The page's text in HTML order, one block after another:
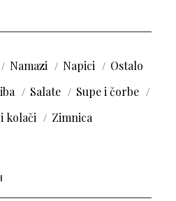
Namazi Napici
Ostalo
Salate
Supe i čorbe
kolači Zimnica